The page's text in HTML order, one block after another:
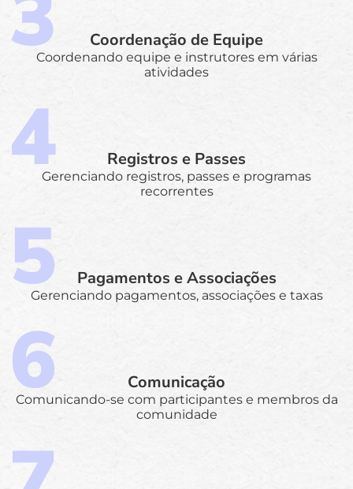
Coordenação de Equipe
Coordenando equipe e instrutores em várias
atividades
Registros e Passes
Gerenciando registros, passes e programas
recorrentes
Pagamentos e Associações
Gerenciando pagamentos, associações e taxas
Comunicação
Comunicando-se com participantes e membros da
comunidade